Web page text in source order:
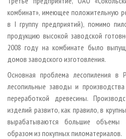
комбинат», имеющее положительную
в I группу предприятий), помимо
продукцию высокой заводской
2008 году на комбинате было
домов заводского изготовления.
Основная проблема лесопиления в
лесопильные заводы и
переработкой древесины.
изделий развито, как правило, в
вырабатываются большие объемы
образом из покупных пиломатериалов.